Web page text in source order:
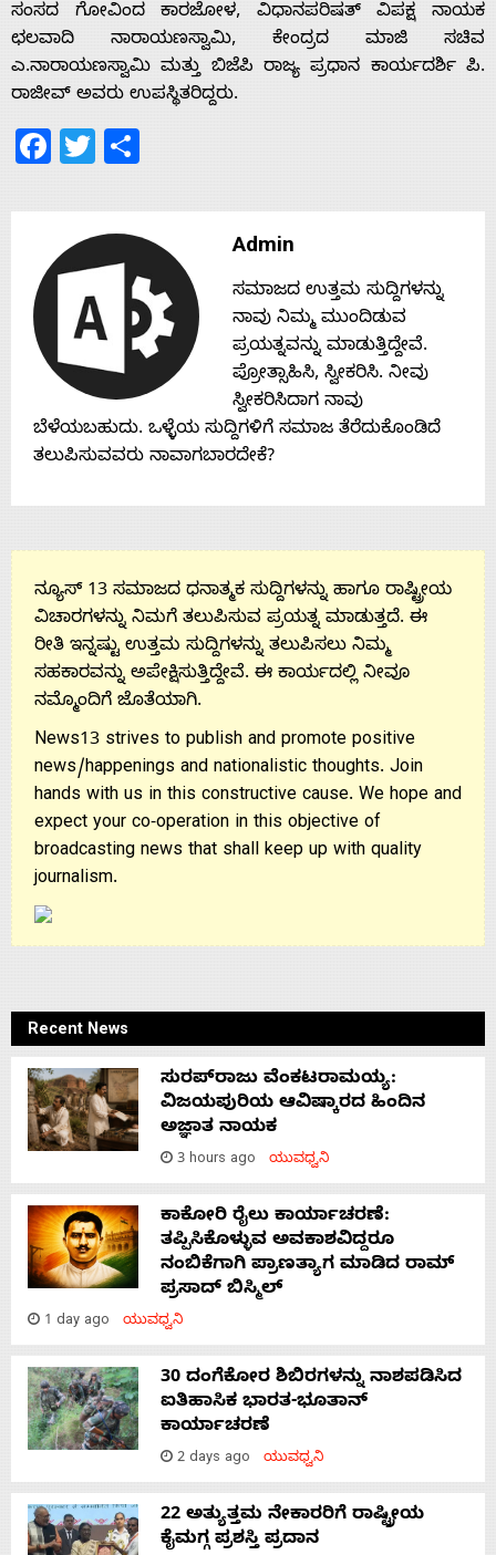
ಸಂಸದ ಗೋವಿಂದ ಕಾರಜೋಳ, ವಿಧಾನಪರಿಷತ್ ವಿಪಕ್ಷ ನಾಯಕ
ಛಲವಾದಿ ನಾರಾಯಣಸ್ವಾಮಿ, ಕೇಂದ್ರದ ಮಾಜಿ ಸಚಿವ
ಎ.ನಾರಾಯಣಸ್ವಾಮಿ ಮತ್ತು ಬಿಜೆಪಿ ರಾಜ್ಯ ಪ್ರಧಾನ ಕಾರ್ಯದರ್ಶಿ ಪಿ.
ರಾಜೀವ್ ಅವರು ಉಪಸ್ಥಿತರಿದ್ದರು.
Facebook
Twitter
Admin
ಸಮಾಜದ ಉತ್ತಮ ಸುದ್ದಿಗಳನ್ನು
ನಾವು ನಿಮ್ಮ ಮುಂದಿಡುವ
ಪ್ರಯತ್ನವನ್ನು ಮಾಡುತ್ತಿದ್ದೇವೆ.
ಪ್ರೋತ್ಸಾಹಿಸಿ, ಸ್ವೀಕರಿಸಿ. ನೀವು
ಸ್ವೀಕರಿಸಿದಾಗ ನಾವು
ಬೆಳೆಯಬಹುದು. ಒಳ್ಳೆಯ ಸುದ್ದಿಗಳಿಗೆ ಸಮಾಜ ತೆರೆದುಕೊಂಡಿದೆ
ತಲುಪಿಸುವವರು ನಾವಾಗಬಾರದೇಕೆ?
ನ್ಯೂಸ್ 13 ಸಮಾಜದ ಧನಾತ್ಮಕ ಸುದ್ದಿಗಳನ್ನು ಹಾಗೂ ರಾಷ್ಟ್ರೀಯ
ವಿಚಾರಗಳನ್ನು ನಿಮಗೆ ತಲುಪಿಸುವ ಪ್ರಯತ್ನ ಮಾಡುತ್ತದೆ. ಈ
ರೀತಿ ಇನ್ನಷ್ಟು ಉತ್ತಮ ಸುದ್ದಿಗಳನ್ನು ತಲುಪಿಸಲು ನಿಮ್ಮ
ಸಹಕಾರವನ್ನು ಅಪೇಕ್ಷಿಸುತ್ತಿದ್ದೇವೆ. ಈ ಕಾರ್ಯದಲ್ಲಿ ನೀವೂ
ನಮ್ಮೊಂದಿಗೆ ಜೊತೆಯಾಗಿ.
News13 strives to publish and promote positive
news/happenings and nationalistic thoughts. Join
hands with us in this constructive cause. We hope and
expect your co-operation in this objective of
broadcasting news that shall keep up with quality
journalism.
Recent News
ಸುರಪ್‌ರಾಜು ವೆಂಕಟರಾಮಯ್ಯ:
ವಿಜಯಪುರಿಯ ಆವಿಷ್ಕಾರದ ಹಿಂದಿನ
ಅಜ್ಞಾತ ನಾಯಕ
3 hours ago ಯುವಧ್ವನಿ
ಕಾಕೋರಿ ರೈಲು ಕಾರ್ಯಾಚರಣೆ:
ತಪ್ಪಿಸಿಕೊಳ್ಳುವ ಅವಕಾಶವಿದ್ದರೂ
ನಂಬಿಕೆಗಾಗಿ ಪ್ರಾಣತ್ಯಾಗ ಮಾಡಿದ ರಾಮ್
ಪ್ರಸಾದ್ ಬಿಸ್ಮಿಲ್
1 day ago ಯುವಧ್ವನಿ
30 ದಂಗೆಕೋರ ಶಿಬಿರಗಳನ್ನು ನಾಶಪಡಿಸಿದ
ಐತಿಹಾಸಿಕ ಭಾರತ-ಭೂತಾನ್
ಕಾರ್ಯಾಚರಣೆ
2 days ago ಯುವಧ್ವನಿ
22 ಅತ್ಯುತ್ತಮ ನೇಕಾರರಿಗೆ ರಾಷ್ಟ್ರೀಯ
ಕೈಮಗ್ಗ ಪ್ರಶಸ್ತಿ ಪ್ರದಾನ